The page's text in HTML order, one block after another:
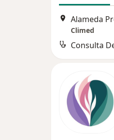
Climed
Consulta